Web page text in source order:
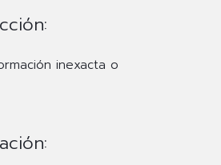
inexacta o